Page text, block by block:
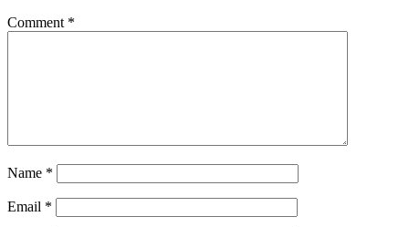
Comment *
Name *
Email *